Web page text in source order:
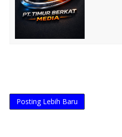
Posting Lebih Baru